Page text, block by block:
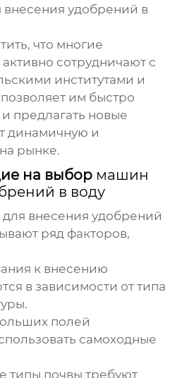
удобрений в
что многие
сотрудничают с
институтами и
им быстро
предлагать новые
динамичную и
рынке.
на выбор машин
в воду
внесения удобрений
ряд факторов,
к внесению
в зависимости от типа
полей
самоходные
типы почвы требуют